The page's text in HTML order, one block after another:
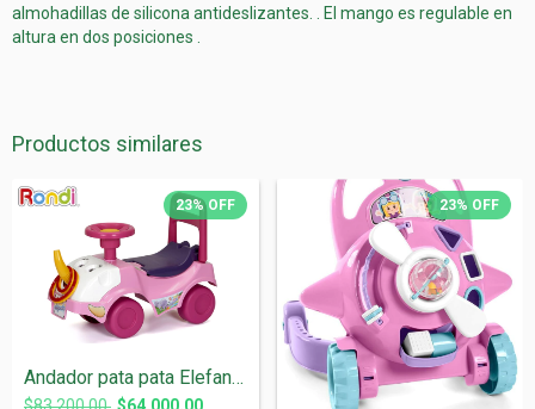
almohadillas de silicona antideslizantes. . El mango es regulable en
altura en dos posiciones .
Productos similares
23%OFF
Andador pata pata Elefante Rosa Rondi
$83.200,00 $64.000,00
23% OFF